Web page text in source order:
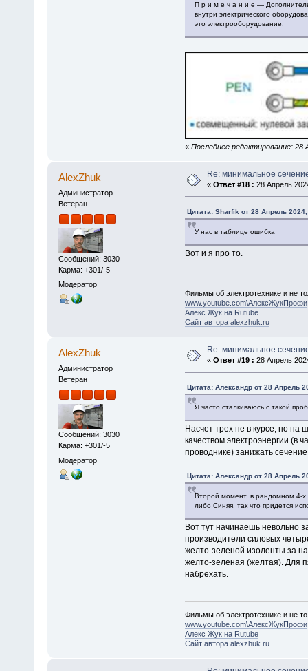
П р и м е ч а н и е —
внутри электрического
это электрооборудование.
« Последнее редактирование: 28
AlexZhuk
Администратор
Ветеран
Сообщений: 3030
Карма: +301/-5
Модератор
Re: минимальное
« Ответ #18 : 28 Апрель
Цитата: Sharfik от 28 Апрель
У нас в таблице ошибка
Вот и я про то.
Фильмы об электротехнике и не
www.youtube.com\АлексЖукПрофи
Алекс Жук на Rutube
Сайт автора alexzhuk.ru
AlexZhuk
Администратор
Ветеран
Сообщений: 3030
Карма: +301/-5
Модератор
Re: минимальное
« Ответ #19 : 28 Апрель
Цитата: Алексaндр от 28 Апрель
Я часто сталкиваюсь с такой
Насчет трех не в курсе, но на
качеством электроэнергии (в
проводнике) занижать
Цитата: Алексaндр от 28 Апрель
Второй момент, в рандомном 4-х
либо Синяя, так что придется
Вот тут начинаешь невольно
производители силовых
желто-зеленой изоленты за
желто-зеленая (желтая). Для
набрехать.
Фильмы об электротехнике и не
www.youtube.com\АлексЖукПрофи
Алекс Жук на Rutube
Сайт автора alexzhuk.ru